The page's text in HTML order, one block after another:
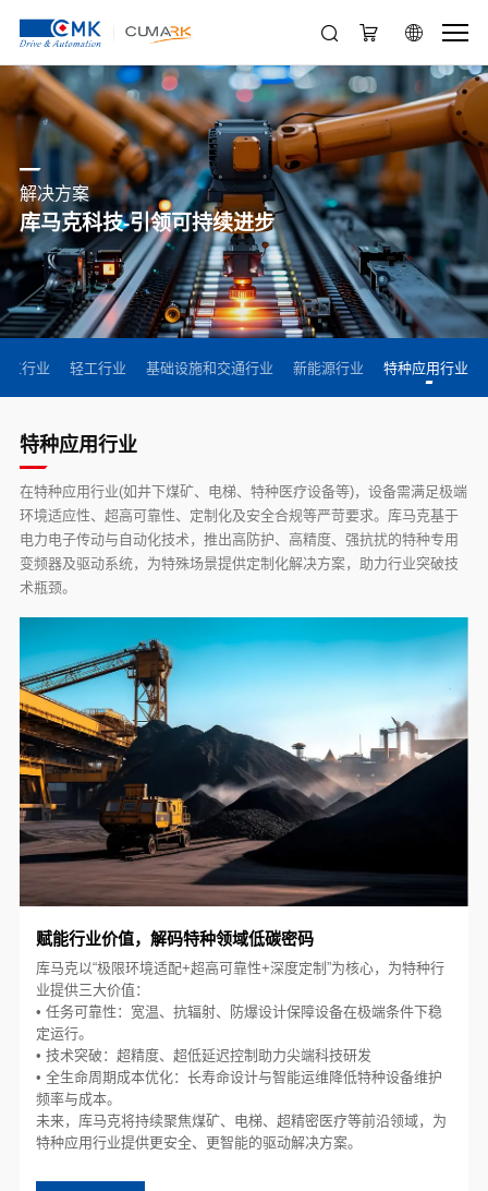
解决方案
库马克科技-引领可持续进步
工行业 轻工行业 基础设施和交通行业 新能源行业 特种应用行业
特种应用行业
在特种应用行业(如井下煤矿、电梯、特种医疗设备等)，设备需满足极端
环境适应性、超高可靠性、定制化及安全合规等严苛要求。库马克基于
电力电子传动与自动化技术，推出高防护、高精度、强抗扰的特种专用
变频器及驱动系统，为特殊场景提供定制化解决方案，助力行业突破技
术瓶颈。
赋能行业价值，解码特种领域低碳密码
库马克以“极限环境适配+超高可靠性+深度定制”为核心，为特种行
业提供三大价值：
• 任务可靠性：宽温、抗辐射、防爆设计保障设备在极端条件下稳
定运行。
• 技术突破：超精度、超低延迟控制助力尖端科技研发
• 全生命周期成本优化：长寿命设计与智能运维降低特种设备维护
频率与成本。
未来，库马克将持续聚焦煤矿、电梯、超精密医疗等前沿领域，为
特种应用行业提供更安全、更智能的驱动解决方案。